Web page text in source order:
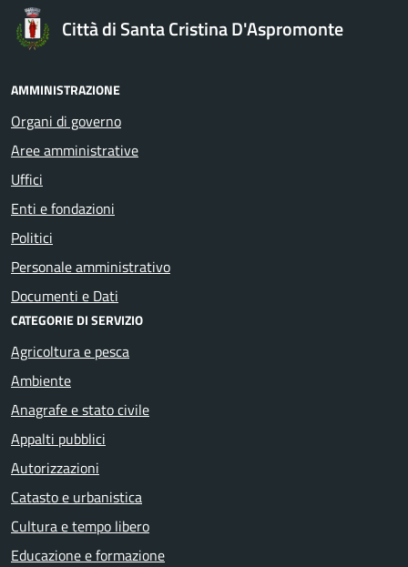
Città di Santa Cristina D'Aspromonte
AMMINISTRAZIONE
Organi di governo
Aree amministrative
Uffici
Enti e fondazioni
Politici
Personale amministrativo
Documenti e Dati
CATEGORIE DI SERVIZIO
Agricoltura e pesca
Ambiente
Anagrafe e stato civile
Appalti pubblici
Autorizzazioni
Catasto e urbanistica
Cultura e tempo libero
Educazione e formazione